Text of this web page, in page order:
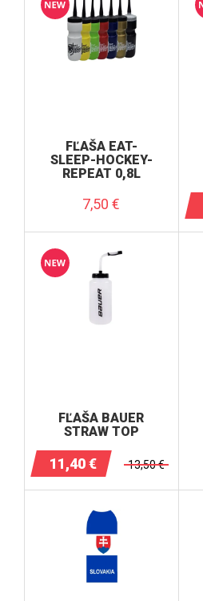
FĽAŠA EAT-
SLEEP-HOCKEY-
REPEAT 0,8L
7,50€
FĽAŠA BAUER
STRAW TOP
11,40€ 13,50€